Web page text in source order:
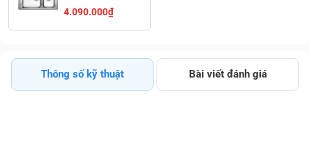
XL 8-IF Gờ
Phẳng Hạ Bậc
4.090.000₫
Thông số kỹ thuật Bài viết đánh giá